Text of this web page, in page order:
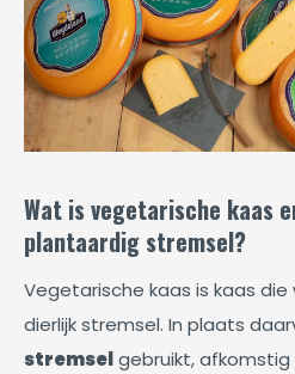
Wat is vegetarische kaas
plantaardig stremsel?
Vegetarische kaas is kaas
dierlijk stremsel. In plaats
stremselgebruikt,